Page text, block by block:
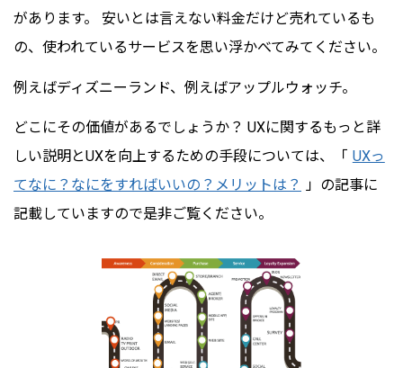
があります。 安いとは言えない料金だけど売れているも
の、使われているサービスを思い浮かべてみてください。
例えばディズニーランド、例えばアップルウォッチ。
どこにその価値があるでしょうか？ UXに関するもっと詳
しい説明とUXを向上するための手段については、「 UXっ
てなに？なにをすればいいの？メリットは？ 」の記事に
記載していますので是非ご覧ください。